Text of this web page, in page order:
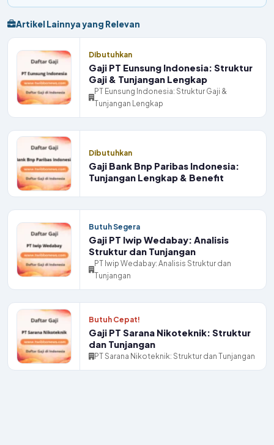
Artikel Lainnya yang Relevan
Dibutuhkan
Gaji PT Eunsung Indonesia: Struktur
Gaji & Tunjangan Lengkap
PT Eunsung Indonesia: Struktur Gaji &
Tunjangan Lengkap
Dibutuhkan
Gaji Bank Bnp Paribas Indonesia:
Tunjangan Lengkap & Benefit
Butuh Segera
Gaji PT Iwip Wedabay: Analisis
Struktur dan Tunjangan
PT Iwip Wedabay: Analisis Struktur dan
Tunjangan
Butuh Cepat!
Gaji PT Sarana Nikoteknik: Struktur
dan Tunjangan
PT Sarana Nikoteknik: Struktur dan Tunjangan